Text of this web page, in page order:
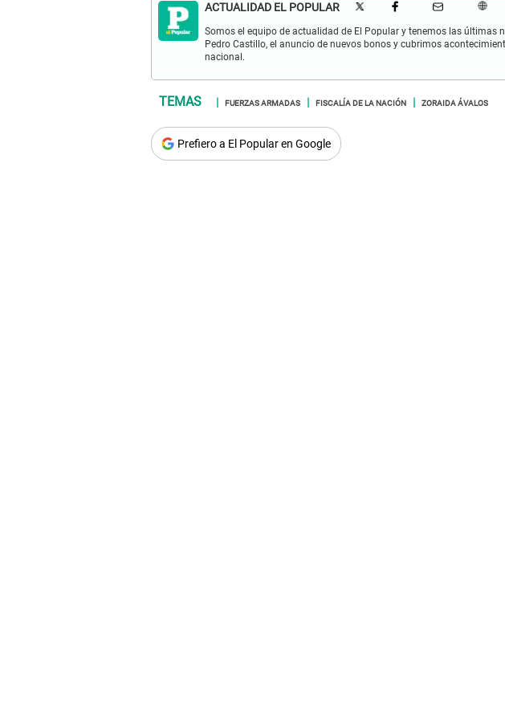
ACTUALIDAD EL POPULAR
Somos el equipo de actualidad de El Popular y tenemos las últimas
Pedro Castillo, el anuncio de nuevos bonos y cubrimos
nacional.
FUERZAS ARMADAS FISCALÍA DE LA NACIÓN ZORAIDA ÁVALOS
Prefiero a El Popular en Google